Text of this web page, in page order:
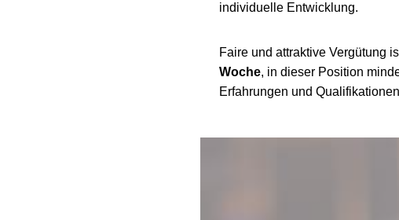
individuelle Entwicklung.
Faire und attraktive Vergütung
Woche, in dieser Position
Erfahrungen und